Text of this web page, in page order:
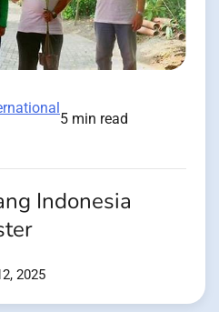
5 min read
Indonesia
2025